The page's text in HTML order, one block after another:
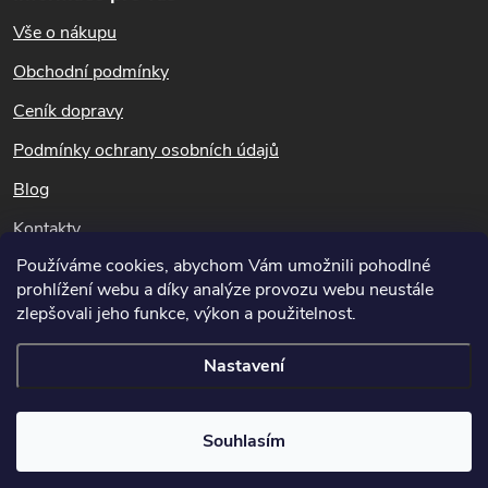
Používáme cookies, abychom Vám umožnili pohodlné
prohlížení webu a díky analýze provozu webu neustále
zlepšovali jeho funkce, výkon a použitelnost.
Nastavení
Souhlasím
Doba použitelnosti
hnojiva kristalon
ES hnojivo
Balení
500 g hnojiva v HDPE sáčku. baleno v kartonové
krabičce.obsah hnojiva 300 g + obsah vápníku 200 g
První pomoc při zasažení
á
p
a
Vše o nákupu
Obchodní podmínky
Ceník dopravy
Podmínky ochrany osobních údajů
Blog
Kontakty
Dotazy k objednávkám
info@hubeni-skudcu.cz
Vytvořil Shoptet
nastavení cookies